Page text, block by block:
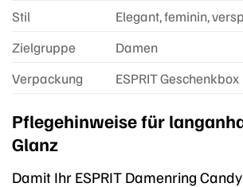
Stil
Elegant, feminin,
Zielgruppe
Damen
Verpackung
ESPRIT Geschenkbox
Pflegehinweise für
Glanz
Damit Ihr ESPRIT Damenring